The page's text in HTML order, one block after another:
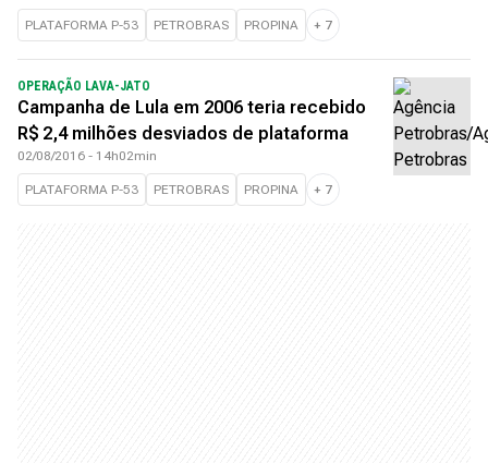
PLATAFORMA P-53 PETROBRAS PROPINA + 7
OPERAÇÃO LAVA-JATO
Campanha de Lula em 2006 teria recebido
R$ 2,4 milhões desviados de plataforma
02/08/2016 - 14h02min
PLATAFORMA P-53 PETROBRAS PROPINA + 7